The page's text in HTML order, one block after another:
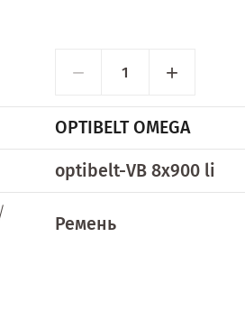
− +
OPTIBELT OMEGA
optibelt-VB 8x900 li
Ремень